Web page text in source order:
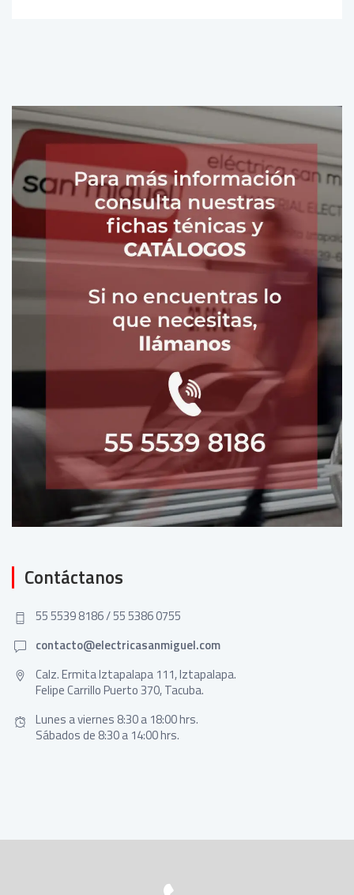
Contáctanos
55 5539 8186 / 55 5386 0755
contacto@electricasanmiguel.com
Calz. Ermita Iztapalapa 111, Iztapalapa.
Felipe Carrillo Puerto 370, Tacuba.
Lunes a viernes 8:30 a 18:00 hrs.
Sábados de 8:30 a 14:00 hrs.